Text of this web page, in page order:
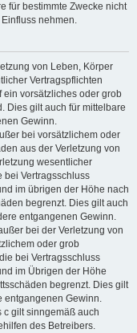
für bestimmte Zwecke nicht
nehmen.
von Leben, Körper
Vertragspflichten
ein vorsätzliches oder grob
Dies gilt auch für mittelbare
Gewinn.
bei vorsätzlichem oder
aus der Verletzung von
wesentlicher
bei Vertragsschluss
im übrigen der Höhe nach
begrenzt. Dies gilt auch
entgangenen Gewinn.
bei der Verletzung von
oder grob
bei Vertragsschluss
im Übrigen der Höhe
begrenzt. Dies gilt
Gewinn.
c gilt sinngemäß auch
des Betreibers.